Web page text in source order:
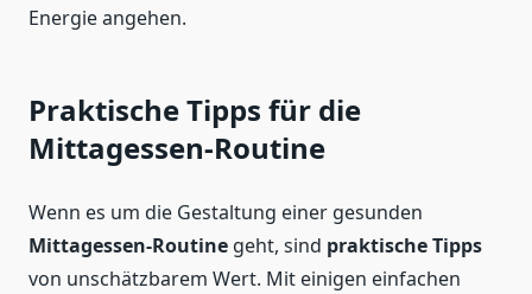
Energie angehen.
Praktische Tipps für die
Mittagessen-Routine
Wenn es um die Gestaltung einer gesunden
Mittagessen-Routine geht, sind praktische Tipps
von unschätzbarem Wert. Mit einigen einfachen